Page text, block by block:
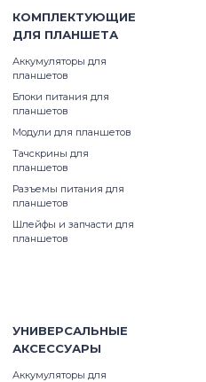
КОМПЛЕКТУЮЩИЕ
ДЛЯ ПЛАНШЕТА
Аккумуляторы для
планшетов
Блоки питания для
планшетов
Модули для планшетов
Тачскрины для
планшетов
Разъемы питания для
планшетов
Шлейфы и запчасти для
планшетов
УНИВЕРСАЛЬНЫЕ
АКСЕССУАРЫ
Аккумуляторы для